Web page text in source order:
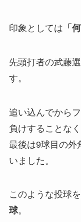
印象としては 「
先頭打者の武藤
す。
追い込んでから
負けすることな
最後は9球目の外
いました。
このような投球
球。